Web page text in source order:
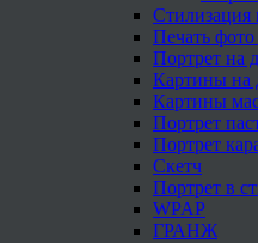
Стилизация
Печать фото
Портрет на
Картины на
Картины
Портрет
Портрет
Скетч
Портрет в
WPAP
ГРАНЖ